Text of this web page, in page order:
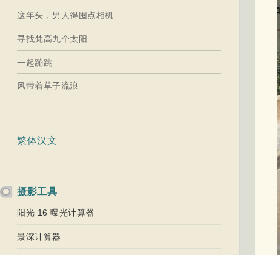
这年头，男人得囤点相机
寻找梵高九个太阳
一起蹦跳
风带着草子流浪
繁体汉文
摄影工具
阳光 16 曝光计算器
景深计算器